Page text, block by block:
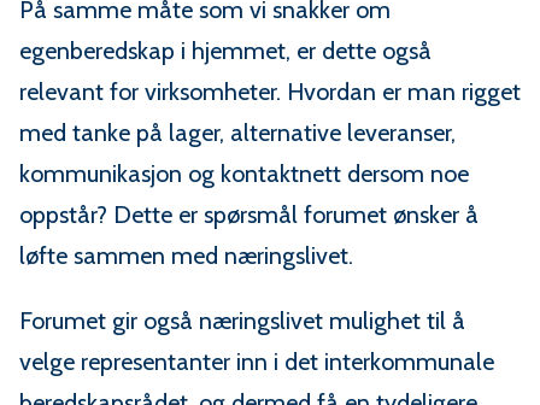
På samme måte som vi snakker om
egenberedskap i hjemmet, er dette også
relevant for virksomheter. Hvordan er man rigget
med tanke på lager, alternative leveranser,
kommunikasjon og kontaktnett dersom noe
oppstår? Dette er spørsmål forumet ønsker å
løfte sammen med næringslivet.
Forumet gir også næringslivet mulighet til å
velge representanter inn i det interkommunale